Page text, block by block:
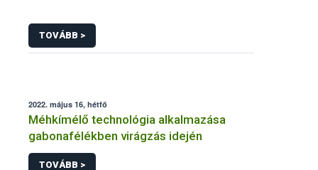
TOVÁBB >
2022. május 16, hétfő
Méhkímélő technológia alkalmazása
gabonafélékben virágzás idején
TOVÁBB >